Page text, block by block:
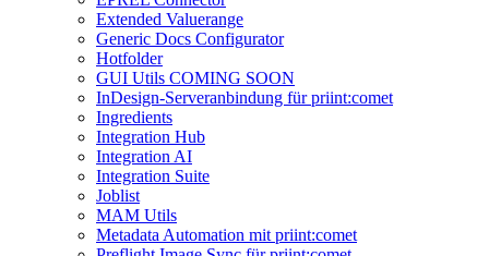
Extended Valuerange
Generic Docs Configurator
Hotfolder
GUI Utils COMING SOON
InDesign-Serveranbindung für priint:comet
Ingredients
Integration Hub
Integration AI
Integration Suite
Joblist
MAM Utils
Metadata Automation mit priint:comet